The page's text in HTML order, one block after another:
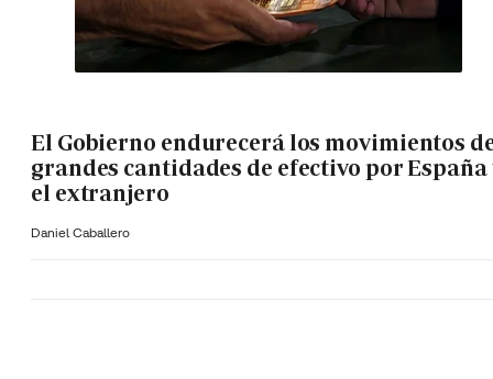
El Gobierno endurecerá los movimientos
grandes cantidades de efectivo por España
el extranjero
Daniel Caballero